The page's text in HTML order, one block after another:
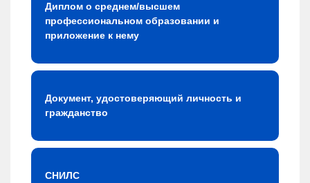
Диплом о среднем/высшем
профессиональном образовании и
приложение к нему
Документ, удостоверяющий личность и
гражданство
СНИЛС